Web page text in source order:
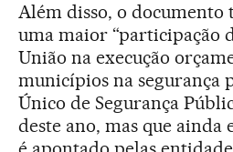
Além disso, o documento
uma maior “participação
União na execução
municípios na segurança
Único de Segurança
deste ano, mas que